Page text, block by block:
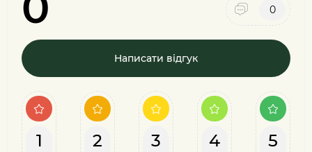
0
Написати відгук
1 2 3 4 5